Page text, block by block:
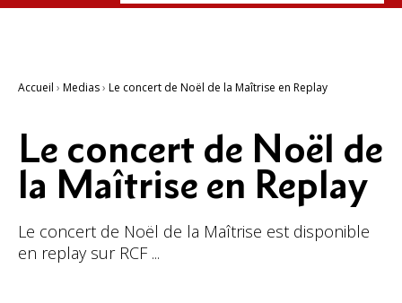
Recherche
Accueil › Medias› Le concert de Noël de la Maîtrise en Replay
Le concert de Noël de
la Maîtrise en Replay
Le concert de Noël de la Maîtrise est disponible
en replay sur RCF ...